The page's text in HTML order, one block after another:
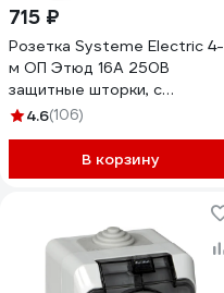
715 ₽
Розетка Systeme Electric 4-
м ОП Этюд 16А 250В
защитные шторки, с
заземлением, белая SchE
4.6(106)
В корзину